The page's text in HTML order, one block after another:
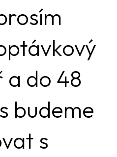
do 48
budeme
s